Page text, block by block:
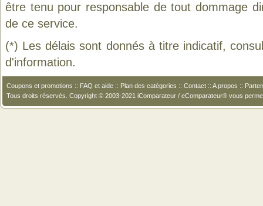
être tenu pour responsable de tout dommage
de ce service.
(*) Les délais sont donnés à titre indicatif,
d'information.
Coupons et promotions :: FAQ et aide :: Plan des catégories :: Contact :: A propos ::
Tous droits réservés. Copyright © 2003-2021 iComparateur / eComparateur® vous